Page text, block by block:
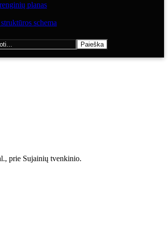
planas
schema
prie Sujainių tvenkinio.